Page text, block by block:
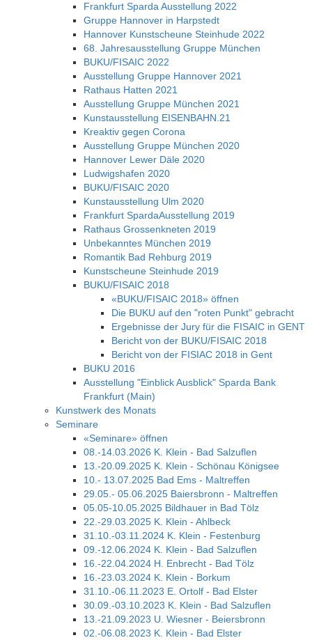
Frankfurt Sparda Ausstellung 2022
Gruppe Hannover in Harpstedt
Hannover Kunstscheune Steinhude 2022
68. Jahresausstellung Gruppe München
BUKU/FISAIC 2022
Ausstellung Gruppe Hannover 2021
Rathaus Hatten 2021
Ausstellung Gruppe München 2021
Kunstausstellung EISENBAHN.21
Kreaktiv gegen Corona
Ausstellung Gruppe München 2020
Hannover Lewer Däle 2020
Ludwigshafen 2020
BUKU/FISAIC 2020
Kunstausstellung Ulm 2020
Frankfurt SpardaAusstellung 2019
Rathaus Grossenkneten 2019
Unbekanntes München 2019
Romantik Bad Rehburg 2019
Kunstscheune Steinhude 2019
BUKU/FISAIC 2018
«BUKU/FISAIC 2018» öffnen
Die BUKU auf den "roten Punkt" gebracht
Ergebnisse der Jury für die FISAIC in GENT
Bericht von der BUKU/FISAIC 2018
Bericht von der FISIAC 2018 in Gent
BUKU 2016
Ausstellung "Einblick Ausblick" Sparda Bank
Frankfurt (Main)
Kunstwerk des Monats
Seminare
«Seminare» öffnen
08.-14.03.2026 K. Klein - Bad Salzuflen
13.-20.09.2025 K. Klein - Schönau Königsee
10.- 13.07.2025 Bad Ems - Maltreffen
29.05.- 05.06.2025 Baiersbronn - Maltreffen
05.05-10.05.2025 Bildhauer in Bad Tölz
22.-29.03.2025 K. Klein - Ahlbeck
31.10.-03.11.2024 K. Klein - Festenburg
09.-12.06.2024 K. Klein - Bad Salzuflen
16.-22.04.2024 H. Enbrecht - Bad Tölz
16.-23.03.2024 K. Klein - Borkum
31.10.-06.11.2023 E. Ortolf - Bad Elster
30.09.-03.10.2023 K. Klein - Bad Salzuflen
13.-21.09.2023 U. Wiesner - Beiersbronn
02.-06.08.2023 K. Klein - Bad Elster